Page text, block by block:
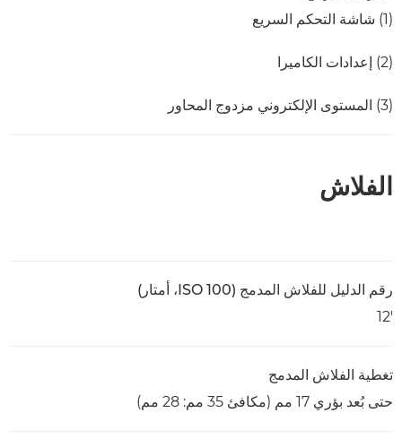
(1) شاشة التحكم السريع
(2) إعدادات الكاميرا
(3) المستوى الإلكتروني مزدوج المحاور
الفلاش
رقم الدليل للفلاش المدمج (ISO 100، أمتار)
'12
تغطية الفلاش المدمج
حتى بُعد بؤري 17 مم (مكافئ 35 مم: 28 مم)